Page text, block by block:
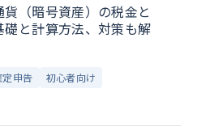
貨（暗号資産）の税金と
礎と計算方法、対策も解
定申告
初心者向け